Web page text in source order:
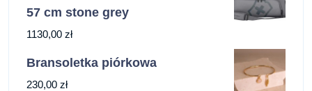
57 cm stone grey
1130,00 zł
Bransoletka piórkowa
230,00 zł